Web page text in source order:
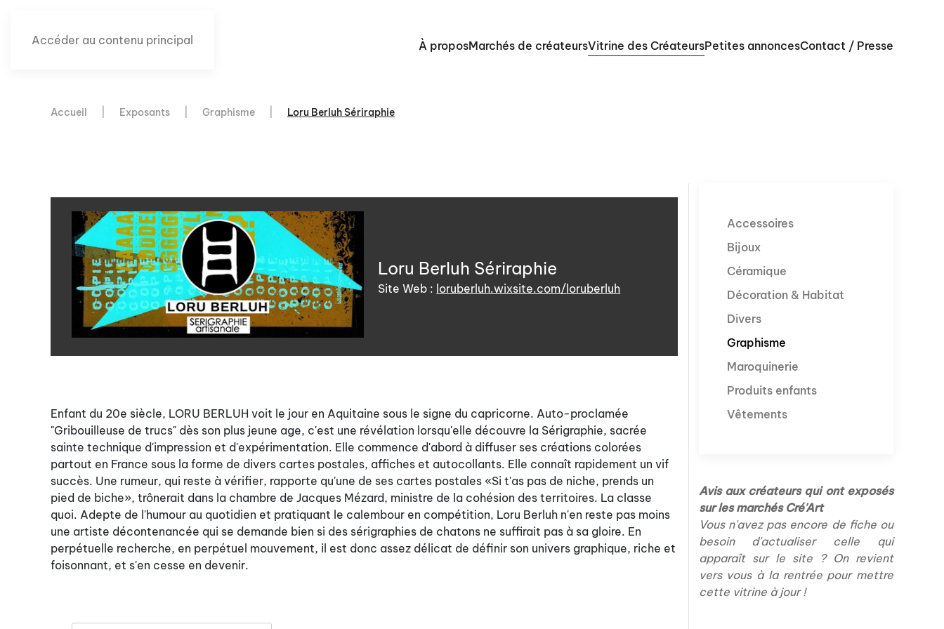
Accéder au contenu principal À proposMarchés de créateursVitrine des CréateursPetites annoncesContact / Presse
Accueil Exposants Graphisme Loru Berluh Sériraphie
Loru Berluh Sériraphie
Site Web : loruberluh.wixsite.com/loruberluh
Enfant du 20e siècle, LORU BERLUH voit le jour en Aquitaine sous le signe du capricorne. Auto-proclamée
"Gribouilleuse de trucs" dès son plus jeune age, c'est une révélation lorsqu'elle découvre la Sérigraphie, sacrée
sainte technique d'impression et d'expérimentation. Elle commence d'abord à diffuser ses créations colorées
partout en France sous la forme de divers cartes postales, affiches et autocollants. Elle connaît rapidement un vif
succès. Une rumeur, qui reste à vérifier, rapporte qu'une de ses cartes postales «Si t'as pas de niche, prends un
pied de biche», trônerait dans la chambre de Jacques Mézard, ministre de la cohésion des territoires. La classe
quoi. Adepte de l'humour au quotidien et pratiquant le calembour en compétition, Loru Berluh n'en reste pas moins
une artiste décontenancée qui se demande bien si des sérigraphies de chatons ne suffirait pas à sa gloire. En
perpétuelle recherche, en perpétuel mouvement, il est donc assez délicat de définir son univers graphique, riche et
foisonnant, et s'en cesse en devenir.
Accessoires
Bijoux
Céramique
Décoration & Habitat
Divers
Graphisme
Maroquinerie
Produits enfants
Vêtements
Avis aux créateurs qui ont exposés
sur les marchés Cré'Art
Vous n'avez pas encore de fiche ou
besoin d'actualiser celle qui
apparaît sur le site ? On revient
vers vous à la rentrée pour mettre
cette vitrine à jour !